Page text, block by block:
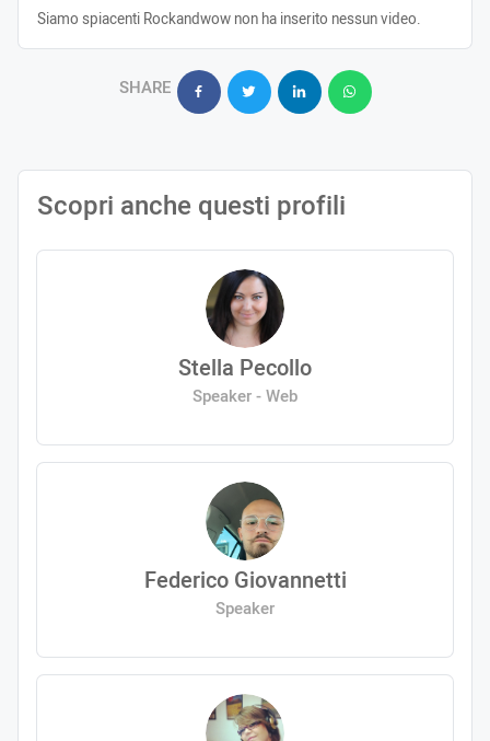
Siamo spiacenti Rockandwow non ha inserito nessun video.
SHARE
Scopri anche questi profili
Stella Pecollo
Speaker - Web
Federico Giovannetti
Speaker